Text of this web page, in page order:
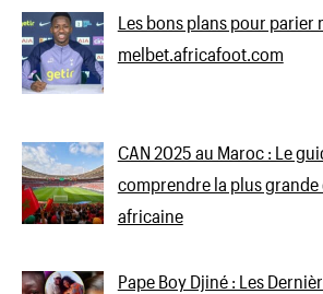
Les bons plans pour parier
melbet.africafoot.com
CAN 2025 au Maroc : Le
comprendre la plus
africaine
Pape Boy Djiné : Les